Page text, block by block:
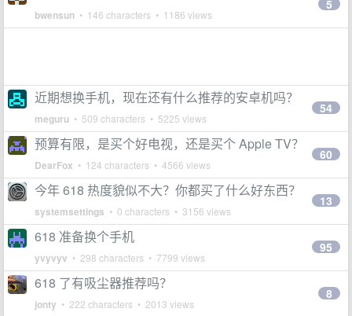
bwensun • 146 characters • 1186 views
5
近期想换手机，现在还有什么推荐的安卓机吗？
meguru • 509 characters • 5225 views
54
预算有限，是买个好电视，还是买个 Apple TV？
DearFox • 124 characters • 4566 views
60
今年 618 热度貌似不大？你都买了什么好东西？
systemsettings • 0 characters • 3156 views
13
618 准备换个手机
yvyvyv • 298 characters • 7799 views
95
618 了有吸尘器推荐吗？
jonty • 222 characters • 2013 views
8